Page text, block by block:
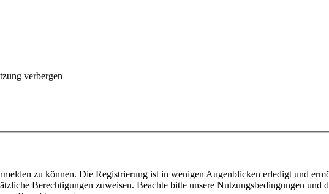
verbergen
zu können. Die Registrierung ist in wenigen Augenblicken erledigt und
Berechtigungen zuweisen. Beachte bitte unsere Nutzungsbedingungen